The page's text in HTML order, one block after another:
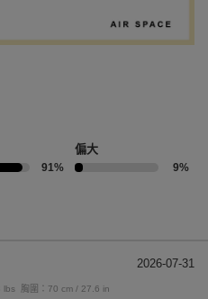
91%
偏大
9%
2026-07-31
lbs
胸圍：70 cm / 27.6 in